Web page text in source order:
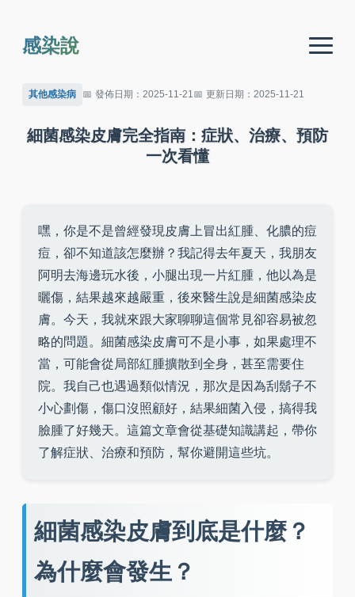
感染說
其他感染病 發佈日期：2025-11-21 更新日期：2025-11-21
細菌感染皮膚完全指南：症狀、治療、預防
一次看懂
嘿，你是不是曾經發現皮膚上冒出紅腫、化膿的痘
痘，卻不知道該怎麼辦？我記得去年夏天，我朋友
阿明去海邊玩水後，小腿出現一片紅腫，他以為是
曬傷，結果越來越嚴重，後來醫生說是細菌感染皮
膚。今天，我就來跟大家聊聊這個常見卻容易被忽
略的問題。細菌感染皮膚可不是小事，如果處理不
當，可能會從局部紅腫擴散到全身，甚至需要住
院。我自己也遇過類似情況，那次是因為刮鬍子不
小心劃傷，傷口沒照顧好，結果細菌入侵，搞得我
臉腫了好幾天。這篇文章會從基礎知識講起，帶你
了解症狀、治療和預防，幫你避開這些坑。
細菌感染皮膚到底是什麼？
為什麼會發生？